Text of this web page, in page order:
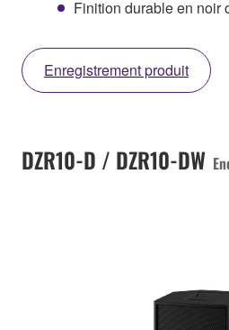
Finition durable en noir
Enregistrement produit
DZR10-D / DZR10-DW